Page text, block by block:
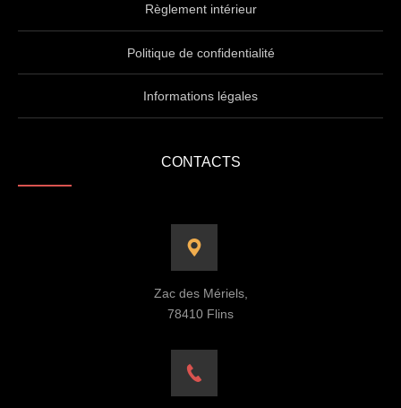
Règlement intérieur
Politique de confidentialité
Informations légales
CONTACTS
Zac des Mériels,
78410 Flins